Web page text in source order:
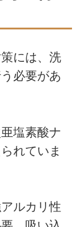
には、洗
必要があ
塩素酸ナ
れていま
ルカリ性